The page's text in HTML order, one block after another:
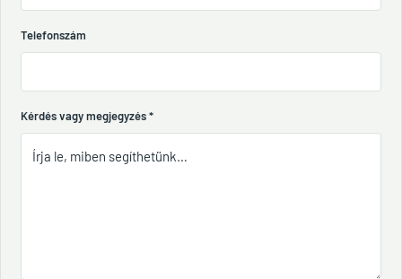
Telefonszám
Kérdés vagy megjegyzés*